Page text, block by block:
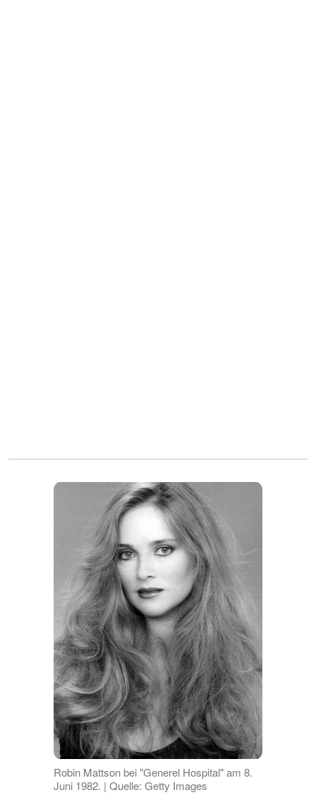
Robin Mattson bei "Generel Hospital" am 8.
Juni 1982. | Quelle: Getty Images